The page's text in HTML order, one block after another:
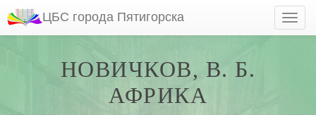
ЦБС города Пятигорска
НОВИЧКОВ, В. Б.
АФРИКА